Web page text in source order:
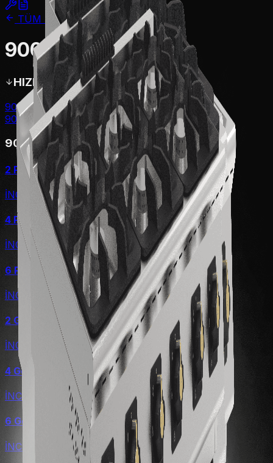
TÜM SERİLER
900 Serisi Ocak
HIZLI GİT
900 Serisi
900 Serisi
900 Serisi
2 Pleyt Elektrikli Ocak
İNCELE
4 Pleyt Elektrikli Ocak
İNCELE
6 Pleyt Elektrikli Ocak
İNCELE
2 Göz Gazlı Ocak
İNCELE
4 Göz Gazlı Ocak
İNCELE
6 Göz Gazlı Ocak
İNCELE